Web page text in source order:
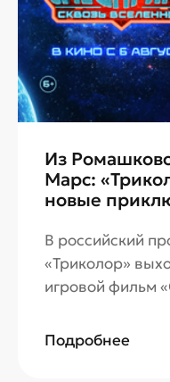
Из
Марс:
новые
В российский
«Триколор»
игровой фильм
Подробнее